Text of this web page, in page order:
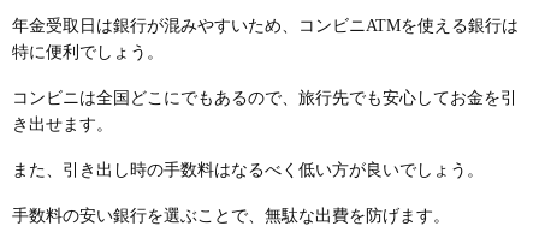
年金受取日は銀行が混みやすいため、コンビニATMを使える銀行は
特に便利でしょう。
コンビニは全国どこにでもあるので、旅行先でも安心してお金を引
き出せます。
また、引き出し時の手数料はなるべく低い方が良いでしょう。
手数料の安い銀行を選ぶことで、無駄な出費を防げます。